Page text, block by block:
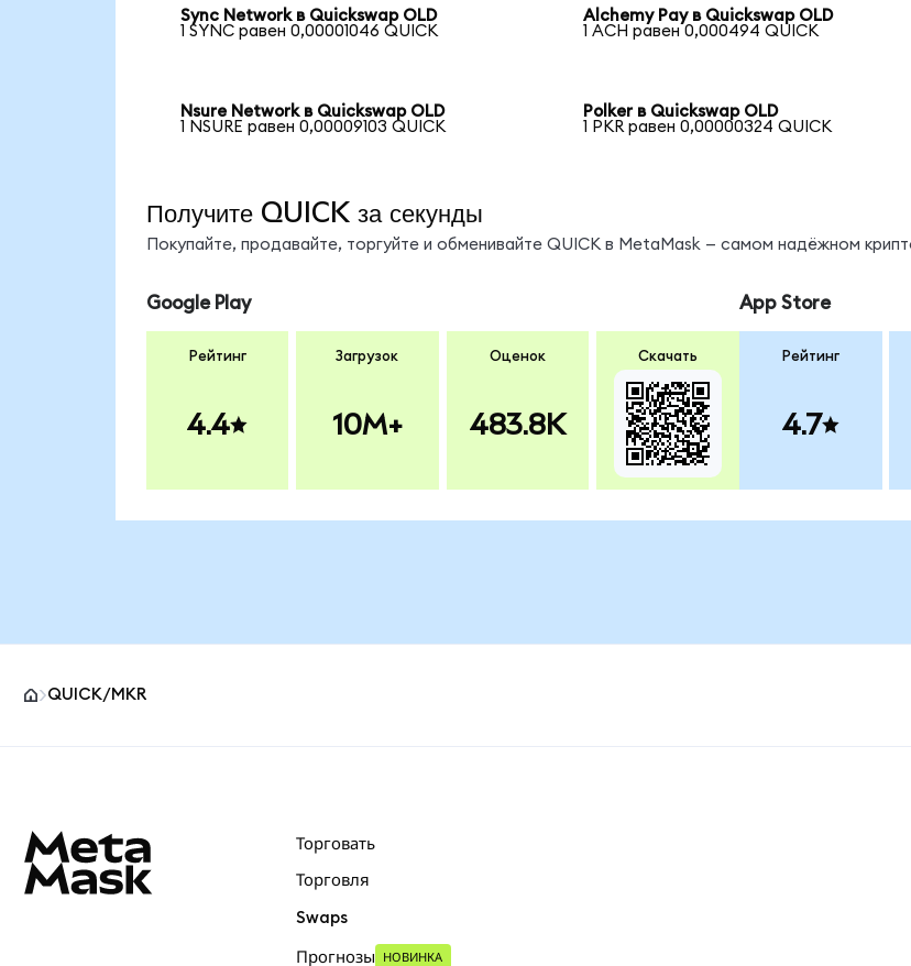
Sync Network в Quickswap OLD
1 SYNC равен 0,00001046 QUICK
Alchemy Pay в Quickswap OLD
1 ACH равен 0,000494 QUICK
Nsure Network в Quickswap OLD
1 NSURE равен 0,00009103 QUICK
Polker в Quickswap OLD
1 PKR равен 0,00000324 QUICK
Получите QUICK за секунды
Покупайте, продавайте, торгуйте и обменивайте QUICK в MetaMask — самом надёжном
Google Play
Рейтинг
4.4
Загрузок
10M+
Оценок
483.8K
Скачать
App Store
Рейтинг
4.7
QUICK/MKR
Торговать
Торговля
Swaps
Прогнозы НОВИНКА